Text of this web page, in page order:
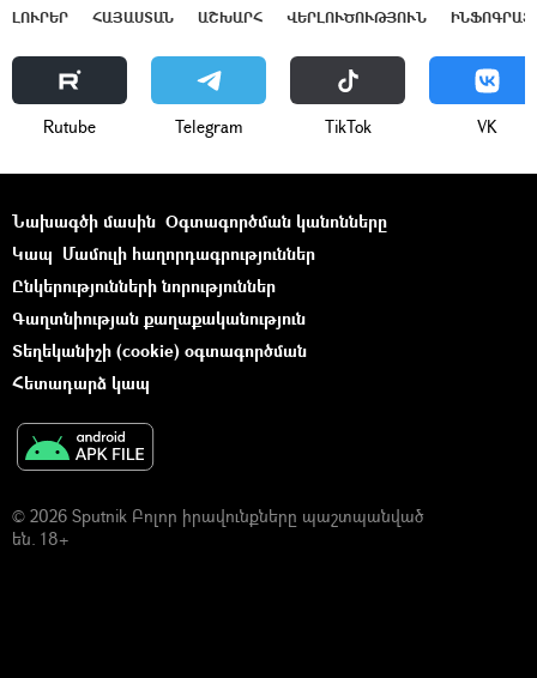
ԼՈՒՐԵՐ ՀԱՅԱՍՏԱՆ ԱՇԽԱՐՀ ՎԵՐԼՈՒԾՈՒԹՅՈՒՆ
Rutube Telegram ТikТоk VK
Նախագծի մասին Օգտագործման կանոնները
Կապ Մամուլի հաղորդագրություններ
Ընկերությունների նորություններ
Գաղտնիության քաղաքականություն
Տեղեկանիշի (cookie) օգտագործման
Հետադարձ կապ
© 2026 Sputnik Բոլոր իրավունքները պաշտպանված
են. 18+